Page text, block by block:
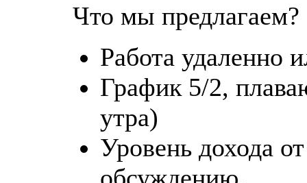
Что мы предлагаем?
Работа удаленно
График 5/2,
утра)
Уровень дохода